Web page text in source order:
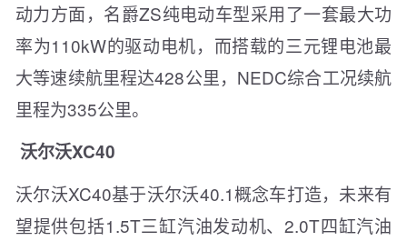
动力方面，名爵ZS纯电动车型采用了一套最大功
率为110kW的驱动电机，而搭载的三元锂电池最
大等速续航里程达428公里，NEDC综合工况续航
里程为335公里。
沃尔沃XC40
沃尔沃XC40基于沃尔沃40.1概念车打造，未来有
望提供包括1.5T三缸汽油发动机、2.0T四缸汽油